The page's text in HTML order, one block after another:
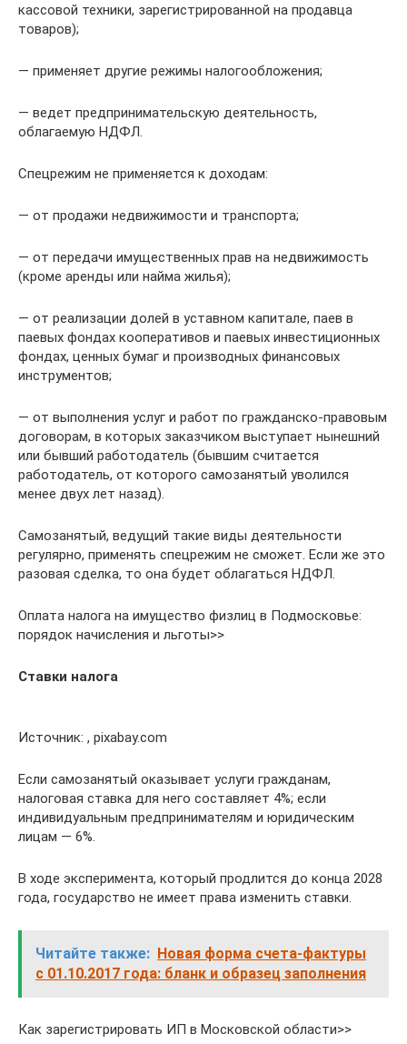
кассовой техники, зарегистрированной на продавца
товаров);
— применяет другие режимы налогообложения;
— ведет предпринимательскую деятельность,
облагаемую НДФЛ.
Спецрежим не применяется к доходам:
— от продажи недвижимости и транспорта;
— от передачи имущественных прав на недвижимость
(кроме аренды или найма жилья);
— от реализации долей в уставном капитале, паев в
паевых фондах кооперативов и паевых инвестиционных
фондах, ценных бумаг и производных финансовых
инструментов;
— от выполнения услуг и работ по гражданско-правовым
договорам, в которых заказчиком выступает нынешний
или бывший работодатель (бывшим считается
работодатель, от которого самозанятый уволился
менее двух лет назад).
Самозанятый, ведущий такие виды деятельности
регулярно, применять спецрежим не сможет. Если же это
разовая сделка, то она будет облагаться НДФЛ.
Оплата налога на имущество физлиц в Подмосковье:
порядок начисления и льготы>>
Ставки налога
Источник: , pixabay.com
Если самозанятый оказывает услуги гражданам,
налоговая ставка для него составляет 4%; если
индивидуальным предпринимателям и юридическим
лицам — 6%.
В ходе эксперимента, который продлится до конца 2028
года, государство не имеет права изменить ставки.
Читайте также: Новая форма счета-фактуры
с 01.10.2017 года: бланк и образец заполнения
Как зарегистрировать ИП в Московской области>>